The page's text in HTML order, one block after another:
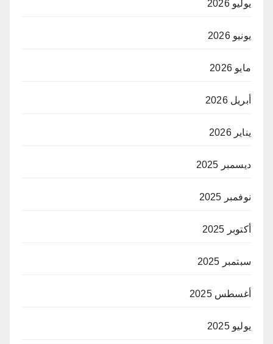
يوليو 2026
يونيو 2026
مايو 2026
أبريل 2026
يناير 2026
ديسمبر 2025
نوفمبر 2025
أكتوبر 2025
سبتمبر 2025
أغسطس 2025
يوليو 2025